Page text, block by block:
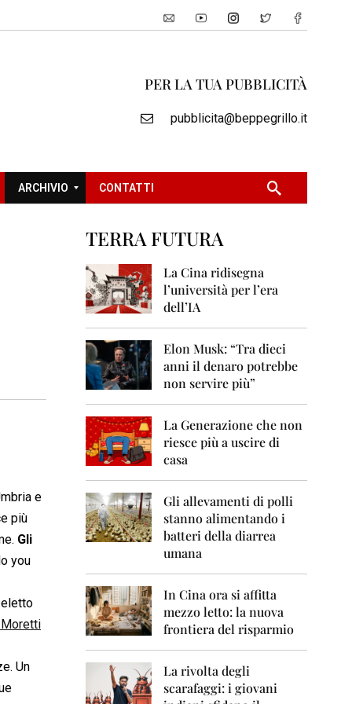
PER LA TUA PUBBLICITÀ
pubblicita@beppegrillo.it
ARCHIVIO
2
0
8
2
0
0
0
CONTATTI
e
più
Gli
you
Un
TERRA FUTURA
La Cina ridisegna
l’università per l’era
dell’IA
Elon Musk: “Tra dieci
anni il denaro potrebbe
non servire più”
La Generazione che non
riesce più a uscire di
casa
Gli allevamenti di polli
stanno alimentando i
batteri della diarrea
umana
In Cina ora si affitta
mezzo letto: la nuova
frontiera del risparmio
La rivolta degli
scarafaggi: i giovani